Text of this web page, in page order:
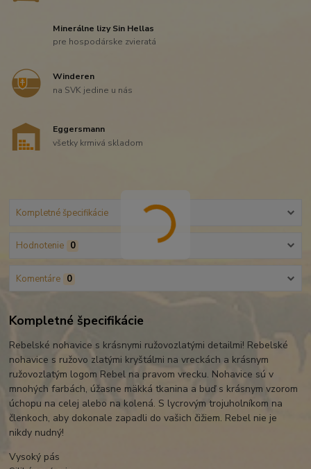
Minerálne lizy Sin Hellas
pre hospodárske zvieratá
Winderen
na SVK jedine u nás
Eggersmann
všetky krmivá skladom
Kompletné špecifikácie
Hodnotenie 0
Komentáre 0
Kompletné špecifikácie
Rebelské nohavice s krásnymi ružovozlatými detailmi! Rebelské
nohavice s ružovo zlatými kryštálmi na vreckách a krásnym
ružovozlatým logom Rebel na pravom vrecku. Nohavice sú v
mnohých farbách, úžasne mäkká tkanina a buď s krásnym vzorom
úchopu na celej alebo na kolená. S lycrovým trojuholníkom na
členkoch, aby dokonale zapadli do vašich čižiem. Rebel nie je
nikdy nudný!
Vysoký pás